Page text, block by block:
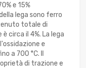
e 15%
lega sono ferro
totale di
circa il 4%. La lega
e
a 700 °C. Il
di trazione e